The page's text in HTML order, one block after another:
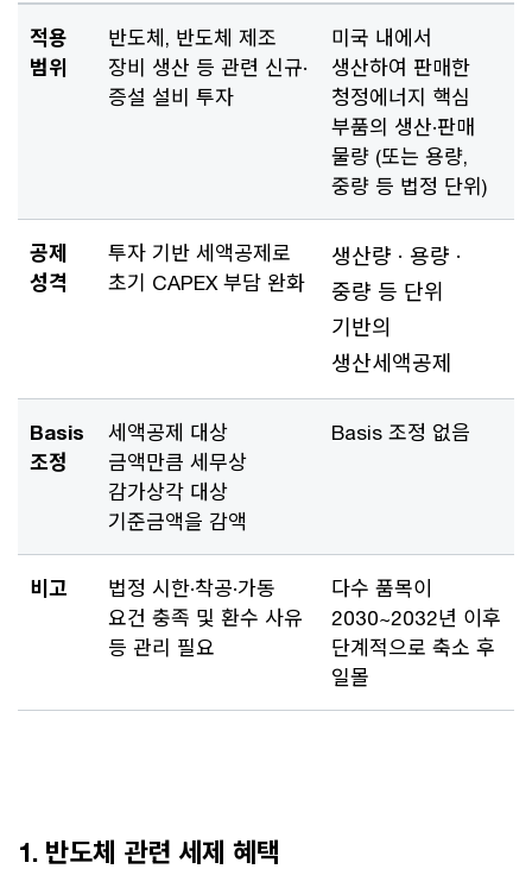
적용
범위
반도체, 반도체 제조
장비 생산 등 관련 신규·
증설 설비 투자
미국 내에서
생산하여 판매한
청정에너지 핵심
부품의 생산·판매
물량 (또는 용량,
중량 등 법정 단위)
공제
성격
투자 기반 세액공제로
초기 CAPEX 부담 완화
생산량 · 용량 ·
중량 등 단위
기반의
생산세액공제
Basis
조정
세액공제 대상
금액만큼 세무상
감가상각 대상
기준금액을 감액
Basis 조정 없음
비고
법정 시한·착공·가동
요건 충족 및 환수 사유
등 관리 필요
다수 품목이
2030~2032년 이후
단계적으로 축소 후
일몰
1. 반도체 관련 세제 혜택